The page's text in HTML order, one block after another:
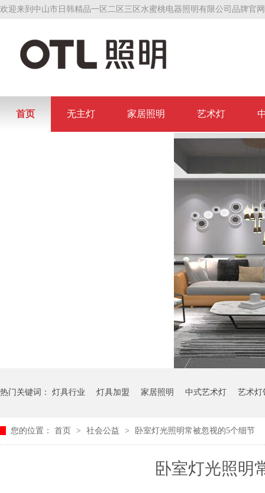
欢迎来到中山市日韩精品一区二区三区水蜜桃电器照明有限公司品牌官
首页 无主灯 家居照明 艺术灯
热门关键词： 灯具行业 灯具加盟 家居照明 中式艺术灯 艺术灯
您的位置： 首页 > 社会公益 > 卧室灯光照明常被忽视的5个细节
卧室灯光照明